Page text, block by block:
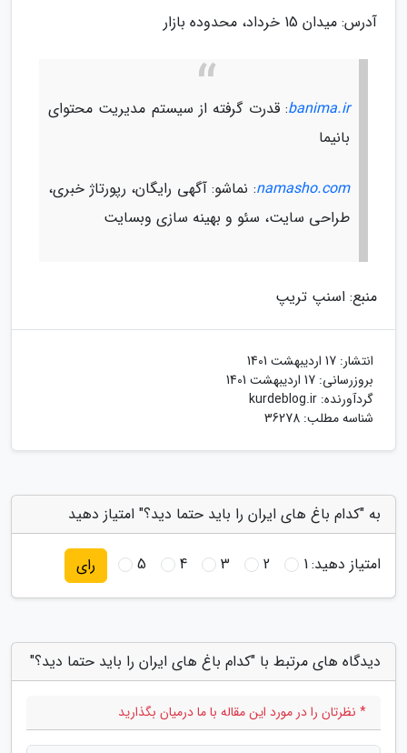
آدرس: میدان 15 خرداد، محدوده بازار
banima.ir: قدرت گرفته از سیستم مدیریت محتوای
بانیما
namasho.com: نماشو: آگهی رایگان، رپورتاژ خبری،
طراحی سایت، سئو و بهینه سازی وبسایت
منبع: اسنپ تریپ
انتشار: 17 اردیبهشت 1401
بروزرسانی: 17 اردیبهشت 1401
گردآورنده: kurdeblog.ir
شناسه مطلب: 36278
به "کدام باغ های ایران را باید حتما دید؟" امتیاز دهید
امتیاز دهید:1
2
3
4
5 رای
دیدگاه های مرتبط با "کدام باغ های ایران را باید حتما دید؟"
* نظرتان را در مورد این مقاله با ما درمیان بگذارید